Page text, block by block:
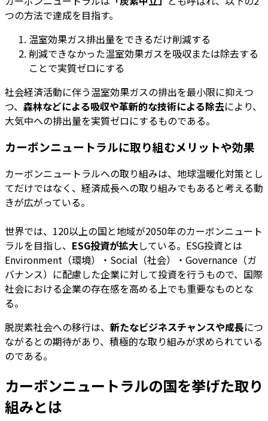
つの方法で達成を目指す。
温室効果ガス排出量をできるだけ削減する
削減できなかった温室効果ガスを吸収または除去する
ことで実質ゼロにする
社会経済活動に伴う温室効果ガスの排出を最小限に抑えつ
つ、 森林などによる吸収や革新的な技術による除去により、
大気中への排出量を実質ゼロにするものである。
カーボンニュートラルに取り組むメリットや効果
カーボンニュートラルへの取り組みは、地球温暖化対策とし
てだけではなく、経済成長への取り組みでもあると考える動
きが広がっている。
世界では、120以上の国と地域が2050年のカーボンニュート
ラルを目指し、 ESG投資が拡大している。ESG投資とは
Environment（環境）・Social（社会）・Governance（ガ
バナンス）に配慮した企業に対して投資を行うもので、国際
社会における企業の存在感を高める上でも重要なものとな
る。
脱炭素社会への移行は、 新たなビジネスチャンスや成長につ
ながるとの期待があり、積極的な取り組みが求められている
のである。
カーボンニュートラルの国を挙げた取り
組みとは